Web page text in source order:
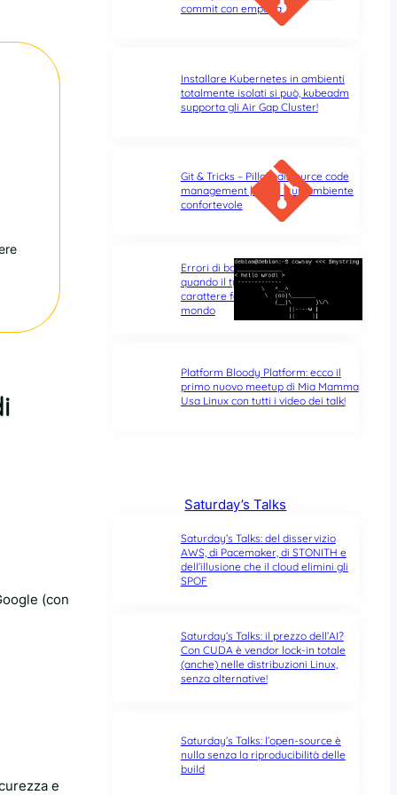
(con
e
commit con empatia
Installare Kubernetes in ambienti
totalmente isolati si può, kubeadm
supporta gli Air Gap Cluster!
Git & Tricks – Pillole di source code
management | Parte 1: un ambiente
confortevole
Errori di battitura nel terminale:
quando il typo di un singolo
carattere fa tutta la differenza del
mondo
Platform Bloody Platform: ecco il
primo nuovo meetup di Mia Mamma
Usa Linux con tutti i video dei talk!
Saturday’s Talks
Saturday’s Talks: del disservizio
AWS, di Pacemaker, di STONITH e
dell’illusione che il cloud elimini gli
SPOF
Saturday’s Talks: il prezzo dell’AI?
Con CUDA è vendor lock-in totale
(anche) nelle distribuzioni Linux,
senza alternative!
Saturday’s Talks: l’open-source è
nulla senza la riproducibilità delle
build